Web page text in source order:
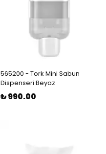
565200 - Tork Mini Sabun
Dispenseri Beyaz
₺ 990.00